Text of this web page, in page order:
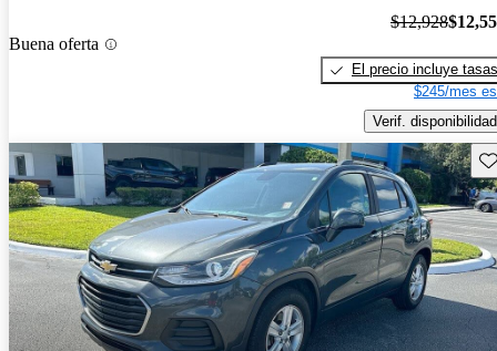
Buena oferta
$12,928
El precio incluye tasas
$245/mes
Verif. disponibilidad